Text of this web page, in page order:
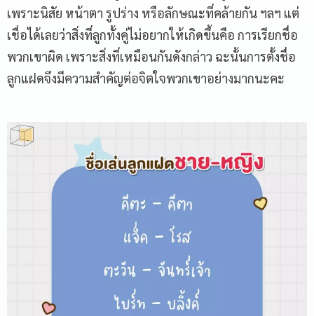
เพราะนิสัย หน้าตา รูปร่าง หรือลักษณะที่คล้ายกัน ฯลฯ แต่
เชื่อได้เลยว่าสิ่งที่ลูกทั้งคู่ไม่อยากให้เกิดขึ้นคือ การเรียกชื่อ
พวกเขาผิด เพราะสิ่งที่เหมือนกันดังกล่าว ฉะนั้นการตั้งชื่อ
ลูกแฝดจึงมีความสำคัญต่อจิตใจพวกเขาอย่างมากนะคะ